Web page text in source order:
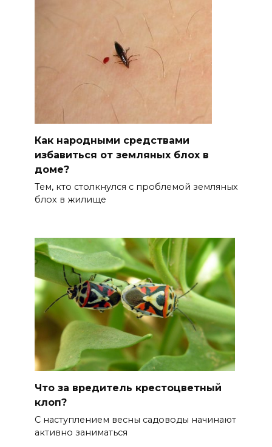
Как народными средствами
избавиться от земляных блох в
доме?
Тем, кто столкнулся с проблемой земляных
блох в жилище
Что за вредитель крестоцветный
клоп?
С наступлением весны садоводы начинают
активно заниматься